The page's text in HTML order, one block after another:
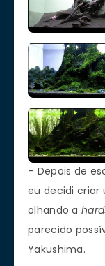
– Depois de
eu decidi criar
olhando a
parecido
Yakushima.